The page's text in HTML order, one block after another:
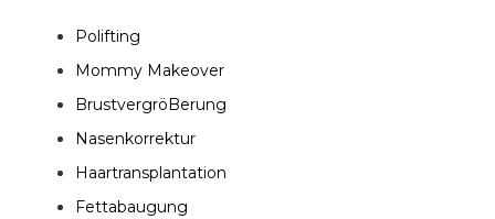
Polifting
Mommy Makeover
BrustvergröBerung
Nasenkorrektur
Haartransplantation
Fettabaugung